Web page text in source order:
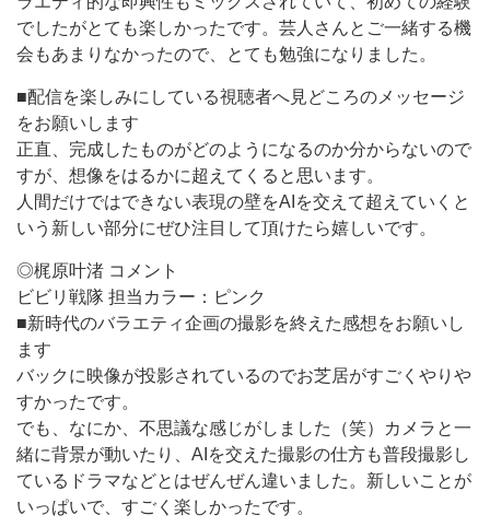
でしたがとても楽しかったです。芸人さんとご一緒する機
会もあまりなかったので、とても勉強になりました。
■配信を楽しみにしている視聴者へ見どころのメッセージ
をお願いします
正直、完成したものがどのようになるのか分からないので
すが、想像をはるかに超えてくると思います。
人間だけではできない表現の壁をAIを交えて超えていくと
いう新しい部分にぜひ注目して頂けたら嬉しいです。
◎梶原叶渚 コメント
ビビリ戦隊 担当カラー：ピンク
■新時代のバラエティ企画の撮影を終えた感想をお願いし
ます
バックに映像が投影されているのでお芝居がすごくやりや
すかったです。
でも、なにか、不思議な感じがしました（笑）カメラと一
緒に背景が動いたり、AIを交えた撮影の仕方も普段撮影し
ているドラマなどとはぜんぜん違いました。新しいことが
いっぱいで、すごく楽しかったです。